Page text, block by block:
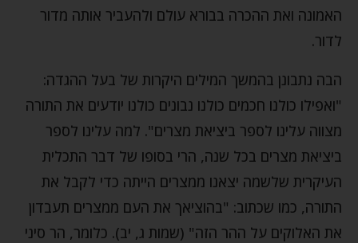
האמונה ואת ההכרה בבורא עולם ולהעביר אותה מדור
לדור.
הבה נתבונן בהמשך המילים היקרות של בעל ההגדה:
"ואפילו כולנו חכמים כולנו נבונים כולנו יודעים את התורה
מצווה עלינו לספר ביציאת מצרים". למה עלינו לספר
ביציאת מצרים בכל שנה, הרי בסופו של דבר התכלית
העיקרית שלשמה יצאנו ממצרים הייתה כדי לקבל את
התורה, כמו שכתוב: "בהוציאך את העם ממצרים תעבדון
את האלוקים על ההר הזה" (שמות ג, יב). כלומר, הר סיני